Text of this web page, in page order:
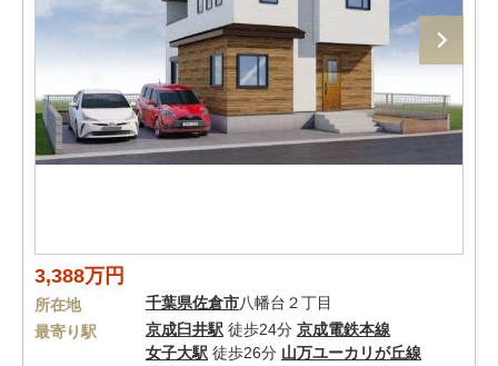
3,388万円
所在地 千葉県佐倉市八幡台２丁目
最寄り駅
京成臼井駅 徒歩24分 京成電鉄本線
女子大駅 徒歩26分 山万ユーカリが丘線